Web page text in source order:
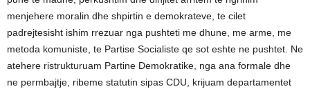
menjehere moralin dhe shpirtin e demokrateve, te cilet
padrejtesisht ishim rrezuar nga pushteti me dhune, me arme, me
metoda komuniste, te Partise Socialiste qe sot eshte ne pushtet. Ne
atehere ristrukturuam Partine Demokratike, nga ana formale dhe
ne permbajtje, ribeme statutin sipas CDU, krijuam departamentet